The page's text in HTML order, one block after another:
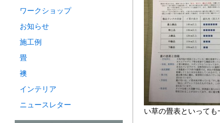
ワークショップ
お知らせ
施工例
畳
襖
インテリア
ニュースレター
い草の畳表といって